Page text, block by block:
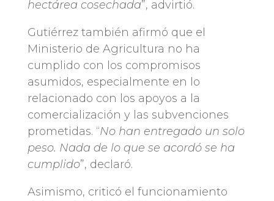
hectárea cosechada”, advirtió.
Gutiérrez también afirmó que el
Ministerio de Agricultura no ha
cumplido con los compromisos
asumidos, especialmente en lo
relacionado con los apoyos a la
comercialización y las subvenciones
prometidas. “No han entregado un solo
peso. Nada de lo que se acordó se ha
cumplido”, declaró.
Asimismo, criticó el funcionamiento